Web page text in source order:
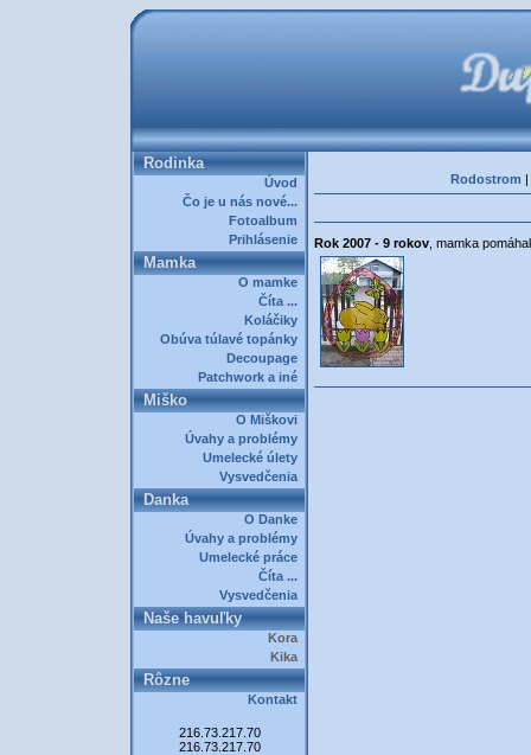
Rodinka
Úvod
Čo je u nás nové...
Fotoalbum
Prihlásenie
Mamka
O mamke
Číta ...
Koláčiky
Obúva túlavé topánky
Decoupage
Patchwork a iné
Miško
O Miškovi
Úvahy a problémy
Umelecké úlety
Vysvedčenia
Danka
O Danke
Úvahy a problémy
Umelecké práce
Číta ...
Vysvedčenia
Naše havuľky
Kora
Kika
Rôzne
Kontakt
216.73.217.70
216.73.217.70
Rodostrom |
Rok 2007 - 9 rokov , mamka